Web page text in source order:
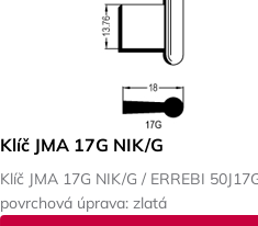
Klíč JMA 17G NIK/G
Klíč JMA 17G NIK/G / ERREBI
povrchová úprava: zlatá